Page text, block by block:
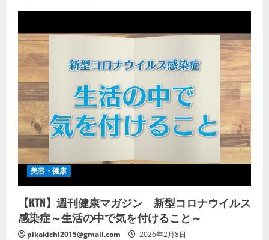
美容・健康
【KTN】週刊健康マガジン 新型コロナウイルス
感染症～生活の中で気を付けること～
pikakichi2015@gmail.com 2026年2月8日